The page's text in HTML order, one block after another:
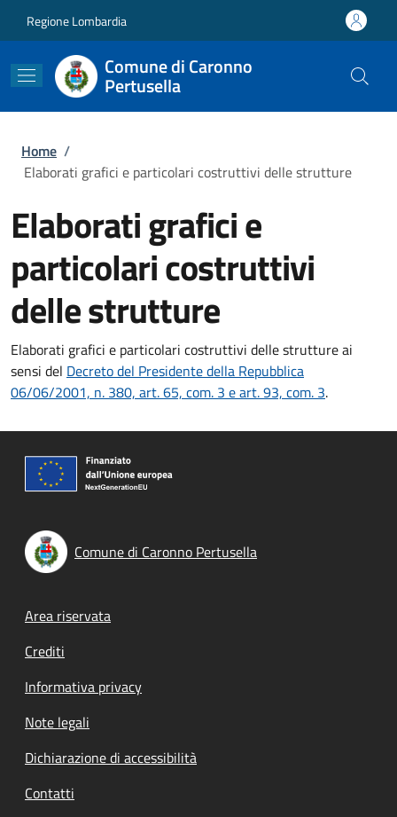
Regione Lombardia
Comune di Caronno
Pertusella
Briciole di pane
Home /
Elaborati grafici e particolari costruttivi delle strutture
Elaborati grafici e
particolari costruttivi
delle strutture
Elaborati grafici e particolari costruttivi delle strutture ai
sensi del Decreto del Presidente della Repubblica
06/06/2001, n. 380, art. 65, com. 3 e art. 93, com. 3.
Comune di Caronno Pertusella
Footer menu
Area riservata
Crediti
Informativa privacy
Note legali
Dichiarazione di accessibilità
Contatti